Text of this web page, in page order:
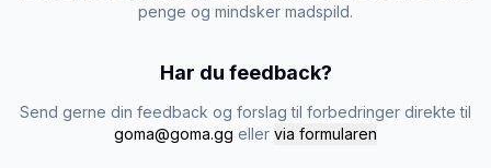
penge og mindsker madspild.
Har du feedback?
Send gerne din feedback og forslag til forbedringer direkte til
goma@goma.gg eller via formularen